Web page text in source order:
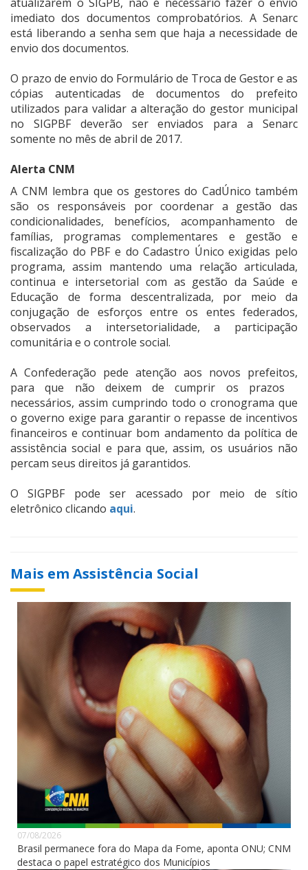
imediato dos documentos comprobatórios. A Senarc
está liberando a senha sem que haja a necessidade de
envio dos documentos.
O prazo de envio do Formulário de Troca de Gestor e as
cópias autenticadas de documentos do prefeito
utilizados para validar a alteração do gestor municipal
no SIGPBF deverão ser enviados para a Senarc
somente no mês de abril de 2017.
Alerta CNM
A CNM lembra que os gestores do CadÚnico também
são os responsáveis por coordenar a gestão das
condicionalidades, benefícios, acompanhamento de
famílias, programas complementares e gestão e
fiscalização do PBF e do Cadastro Único exigidas pelo
programa, assim mantendo uma relação articulada,
continua e intersetorial com as gestão da Saúde e
Educação de forma descentralizada, por meio da
conjugação de esforços entre os entes federados,
observados a intersetorialidade, a participação
comunitária e o controle social.
A Confederação pede atenção aos novos prefeitos,
para que não deixem de cumprir os prazos
necessários, assim cumprindo todo o cronograma que
o governo exige para garantir o repasse de incentivos
financeiros e continuar bom andamento da política de
assistência social e para que, assim, os usuários não
percam seus direitos já garantidos.
O SIGPBF pode ser acessado por meio de sítio
eletrônico clicando aqui.
Mais em Assistência Social
07/08/2026
Brasil permanece fora do Mapa da Fome, aponta ONU; CNM
destaca o papel estratégico dos Municípios